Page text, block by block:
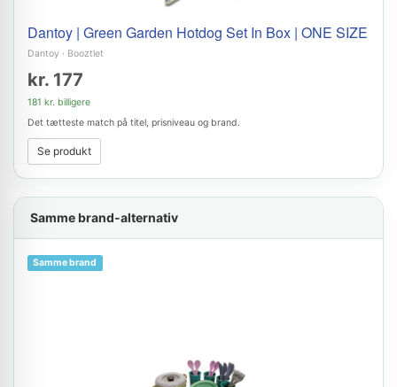
Dantoy | Green Garden Hotdog Set In Box | ONE SIZE
Dantoy · Booztlet
kr. 177
181 kr. billigere
Det tætteste match på titel, prisniveau og brand.
Se produkt
Samme brand-alternativ
Samme brand